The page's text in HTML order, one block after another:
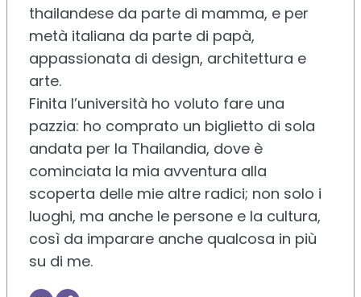
thailandese da parte di mamma, e per
metà italiana da parte di papà,
appassionata di design, architettura e
arte.
Finita l’università ho voluto fare una
pazzia: ho comprato un biglietto di sola
andata per la Thailandia, dove è
cominciata la mia avventura alla
scoperta delle mie altre radici; non solo i
luoghi, ma anche le persone e la cultura,
così da imparare anche qualcosa in più
su di me.